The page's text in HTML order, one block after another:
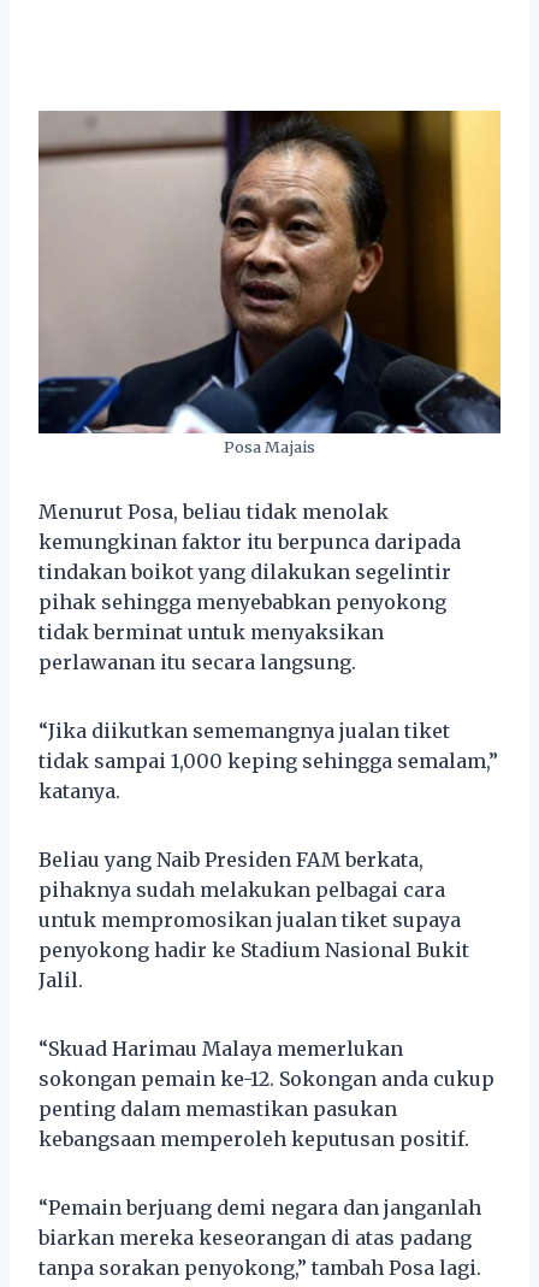
Posa Majais
Menurut Posa, beliau tidak menolak
kemungkinan faktor itu berpunca daripada
tindakan boikot yang dilakukan segelintir
pihak sehingga menyebabkan penyokong
tidak berminat untuk menyaksikan
perlawanan itu secara langsung.
“Jika diikutkan sememangnya jualan tiket
tidak sampai 1,000 keping sehingga semalam,”
katanya.
Beliau yang Naib Presiden FAM berkata,
pihaknya sudah melakukan pelbagai cara
untuk mempromosikan jualan tiket supaya
penyokong hadir ke Stadium Nasional Bukit
Jalil.
“Skuad Harimau Malaya memerlukan
sokongan pemain ke-12. Sokongan anda cukup
penting dalam memastikan pasukan
kebangsaan memperoleh keputusan positif.
“Pemain berjuang demi negara dan janganlah
biarkan mereka keseorangan di atas padang
tanpa sorakan penyokong,” tambah Posa lagi.